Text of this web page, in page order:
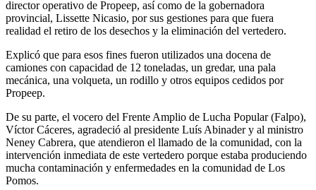
director operativo de Propeep, así como de la gobernadora
provincial, Lissette Nicasio, por sus gestiones para que fuera
realidad el retiro de los desechos y la eliminación del vertedero.
Explicó que para esos fines fueron utilizados una docena de
camiones con capacidad de 12 toneladas, un gredar, una pala
mecánica, una volqueta, un rodillo y otros equipos cedidos por
Propeep.
De su parte, el vocero del Frente Amplio de Lucha Popular (Falpo),
Víctor Cáceres, agradeció al presidente Luís Abinader y al ministro
Neney Cabrera, que atendieron el llamado de la comunidad, con la
intervención inmediata de este vertedero porque estaba produciendo
mucha contaminación y enfermedades en la comunidad de Los
Pomos.